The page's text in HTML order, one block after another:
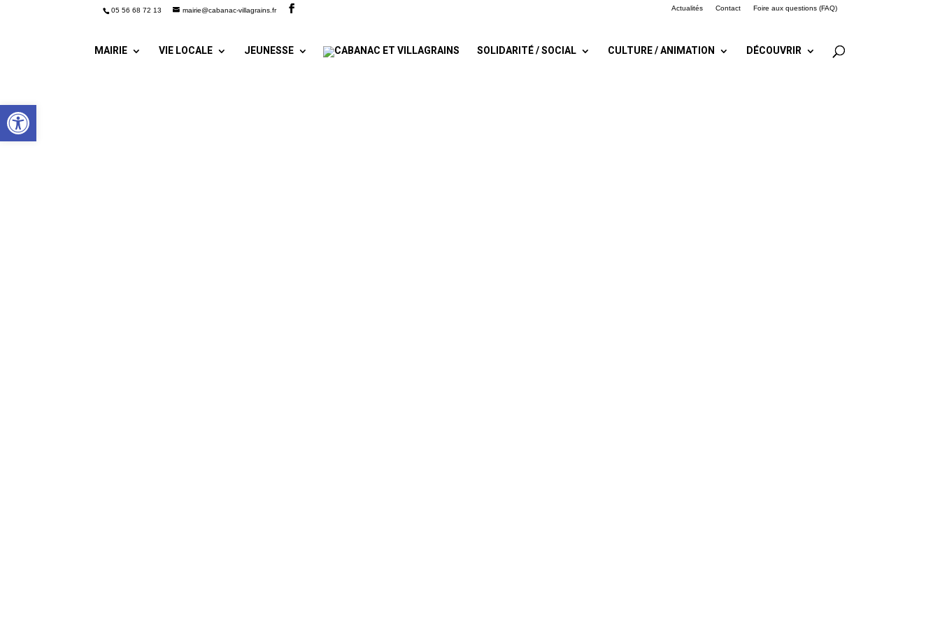
Ouvrir la barre d’outils
05 56 68 72 13 mairie@cabanac-villagrains.fr Actualités Contact Foire aux questions (FAQ)
MAIRIE VIE LOCALE JEUNESSE SOLIDARITÉ / SOCIAL CULTURE / ANIMATION DÉCOUVRIR